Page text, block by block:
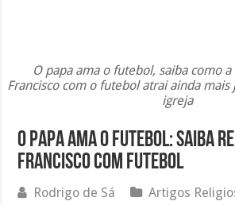
O papa ama o futebol, saiba como
Francisco com o futebol atrai ainda mais
igreja
O Papa ama o futebol: Saiba
Francisco com futebol
Rodrigo de Sá
Artigos